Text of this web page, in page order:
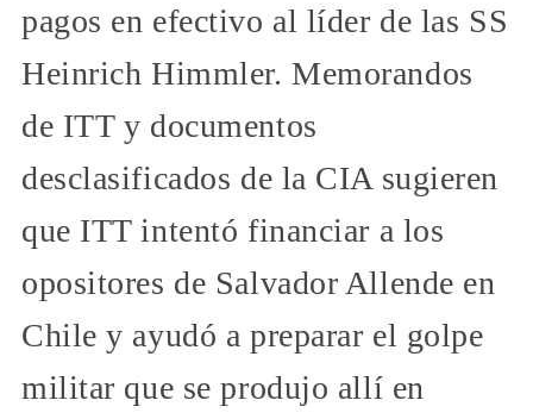
pagos en efectivo al líder de las SS
Heinrich Himmler. Memorandos
de ITT y documentos
desclasificados de la CIA sugieren
que ITT intentó financiar a los
opositores de Salvador Allende en
Chile y ayudó a preparar el golpe
militar que se produjo allí en